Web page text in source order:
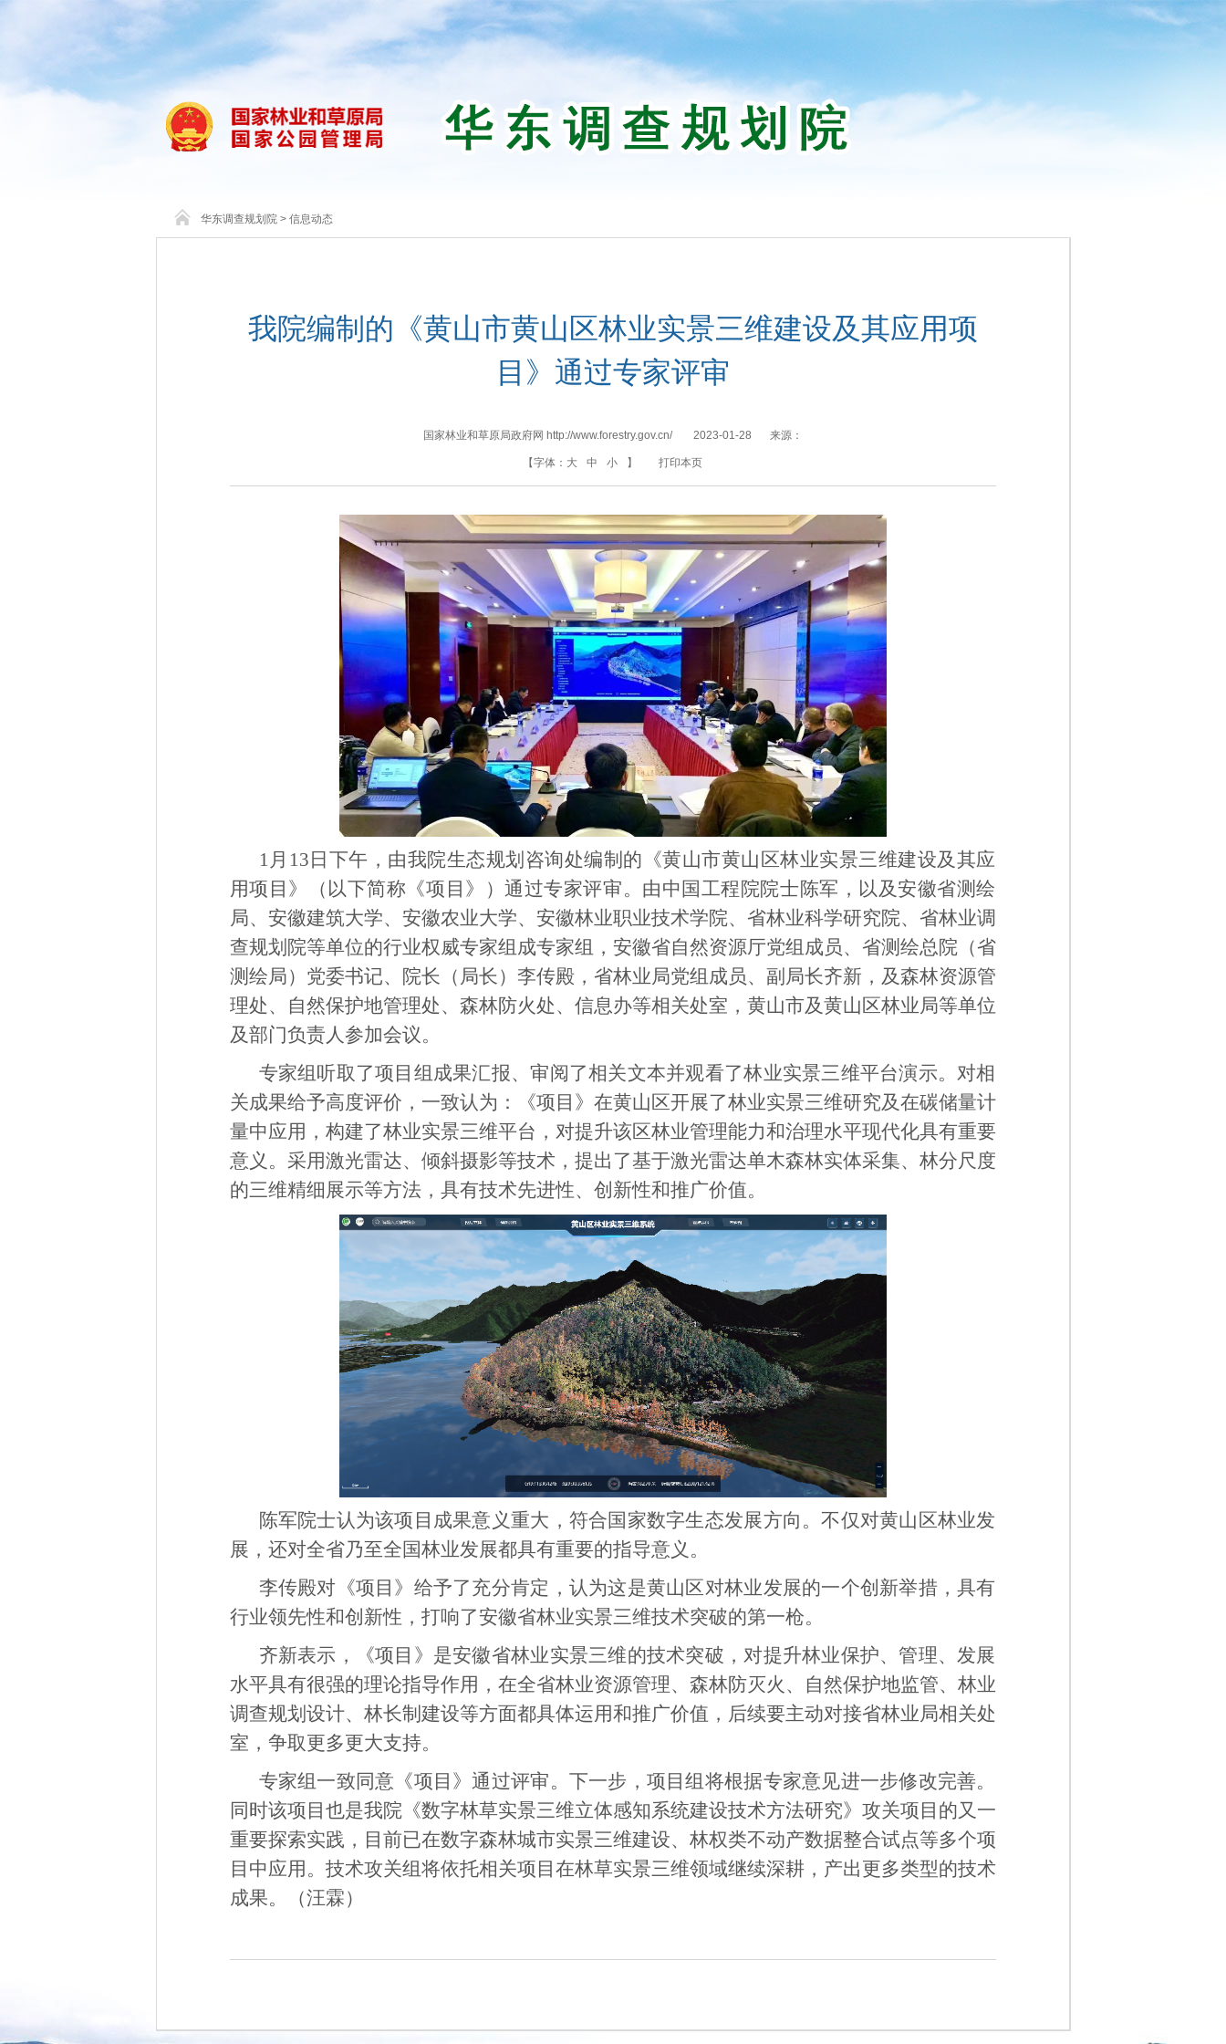
华东调查规划院 > 信息动态
我院编制的《黄山市黄山区林业实景三维建设及其应用项
目》通过专家评审
国家林业和草原局政府网 http://www.forestry.gov.cn/ 2023-01-28 来源：
【字体： 大 中 小 】 打印本页
1月13日下午，由我院生态规划咨询处编制的《黄山市黄山区林业实景三维建设及其应
用项目》（以下简称《项目》）通过专家评审。由中国工程院院士陈军，以及安徽省测绘
局、安徽建筑大学、安徽农业大学、安徽林业职业技术学院、省林业科学研究院、省林业调
查规划院等单位的行业权威专家组成专家组，安徽省自然资源厅党组成员、省测绘总院（省
测绘局）党委书记、院长（局长）李传殿，省林业局党组成员、副局长齐新，及森林资源管
理处、自然保护地管理处、森林防火处、信息办等相关处室，黄山市及黄山区林业局等单位
及部门负责人参加会议。
专家组听取了项目组成果汇报、审阅了相关文本并观看了林业实景三维平台演示。对相
关成果给予高度评价，一致认为：《项目》在黄山区开展了林业实景三维研究及在碳储量计
量中应用，构建了林业实景三维平台，对提升该区林业管理能力和治理水平现代化具有重要
意义。采用激光雷达、倾斜摄影等技术，提出了基于激光雷达单木森林实体采集、林分尺度
的三维精细展示等方法，具有技术先进性、创新性和推广价值。
陈军院士认为该项目成果意义重大，符合国家数字生态发展方向。不仅对黄山区林业发
展，还对全省乃至全国林业发展都具有重要的指导意义。
李传殿对《项目》给予了充分肯定，认为这是黄山区对林业发展的一个创新举措，具有
行业领先性和创新性，打响了安徽省林业实景三维技术突破的第一枪。
齐新表示，《项目》是安徽省林业实景三维的技术突破，对提升林业保护、管理、发展
水平具有很强的理论指导作用，在全省林业资源管理、森林防灭火、自然保护地监管、林业
调查规划设计、林长制建设等方面都具体运用和推广价值，后续要主动对接省林业局相关处
室，争取更多更大支持。
专家组一致同意《项目》通过评审。下一步，项目组将根据专家意见进一步修改完善。
同时该项目也是我院《数字林草实景三维立体感知系统建设技术方法研究》攻关项目的又一
重要探索实践，目前已在数字森林城市实景三维建设、林权类不动产数据整合试点等多个项
目中应用。技术攻关组将依托相关项目在林草实景三维领域继续深耕，产出更多类型的技术
成果。（汪霖）